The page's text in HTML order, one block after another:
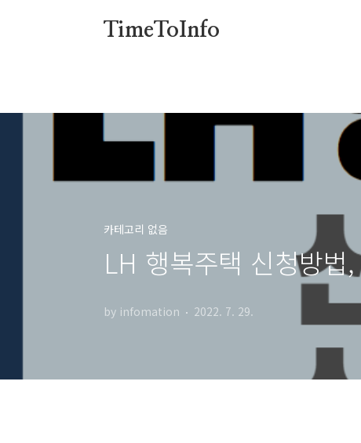
TimeToInfo
카테고리 없음
LH 행복주택 신청방
by infomation 2022. 7. 29.